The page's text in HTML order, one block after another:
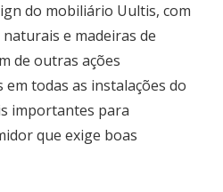
do mobiliário Uultis, com
e madeiras de
de outras ações
todas as instalações do
importantes para
que exige boas